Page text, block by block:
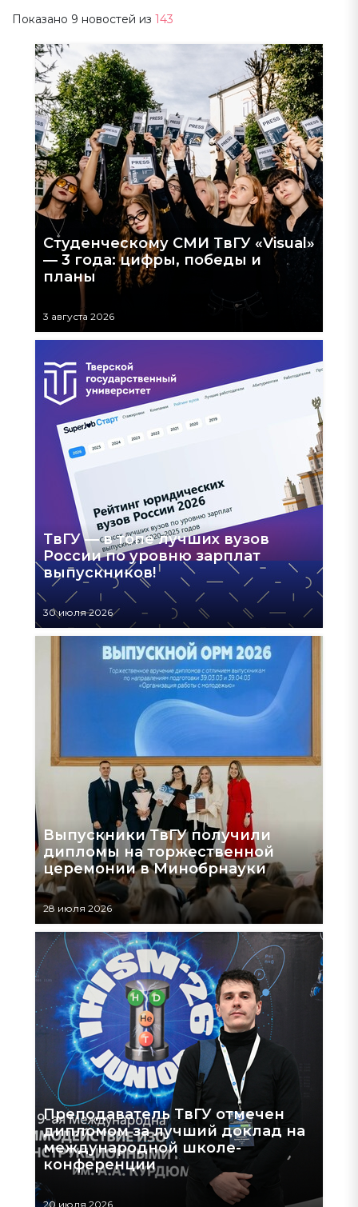
Показано 9 новостей из 143
Студенческому СМИ ТвГУ «Visual»
— 3 года: цифры, победы и
планы
3 августа 2026
ТвГУ — в топе лучших вузов
России по уровню зарплат
выпускников!
30 июля 2026
Выпускники ТвГУ получили
дипломы на торжественной
церемонии в Минобрнауки
28 июля 2026
Преподаватель ТвГУ отмечен
дипломом за лучший доклад на
международной школе-
конференции
20 июля 2026